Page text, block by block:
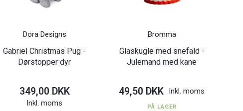
Dora Designs
Gabriel Christmas Pug -
Dørstopper dyr
349,00 DKK
Inkl. moms
Bromma
Glaskugle med snefald -
Julemand med kane
49,50 DKK Inkl. moms
PÅ LAGER